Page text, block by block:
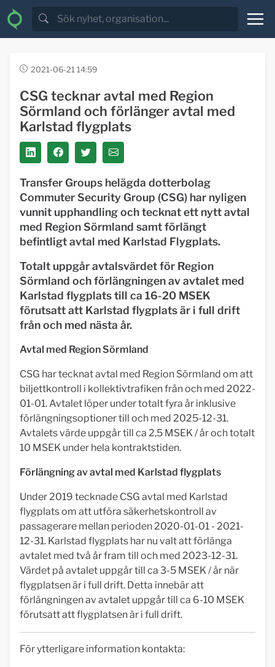
2021-06-21 14:59
CSG tecknar avtal med Region
Sörmland och förlänger avtal med
Karlstad flygplats
Transfer Groups helägda dotterbolag
Commuter Security Group (CSG) har nyligen
vunnit upphandling och tecknat ett nytt avtal
med Region Sörmland samt förlängt
befintligt avtal med Karlstad Flygplats.
Totalt uppgår avtalsvärdet för Region
Sörmland och förlängningen av avtalet med
Karlstad flygplats till ca 16-20 MSEK
förutsatt att Karlstad flygplats är i full drift
från och med nästa år.
Avtal med Region Sörmland
CSG har tecknat avtal med Region Sörmland om att
biljettkontroll i kollektivtrafiken från och med 2022-
01-01. Avtalet löper under totalt fyra år inklusive
förlängningsoptioner till och med 2025-12-31.
Avtalets värde uppgår till ca 2,5 MSEK / år och totalt
10 MSEK under hela kontraktstiden.
Förlängning av avtal med Karlstad flygplats
Under 2019 tecknade CSG avtal med Karlstad
flygplats om att utföra säkerhetskontroll av
passagerare mellan perioden 2020-01-01 - 2021-
12-31. Karlstad flygplats har nu valt att förlänga
avtalet med två år fram till och med 2023-12-31.
Värdet på avtalet uppgår till ca 3-5 MSEK / år när
flygplatsen är i full drift. Detta innebär att
förlängningen av avtalet uppgår till ca 6-10 MSEK
förutsatt att flygplatsen är i full drift.
För ytterligare information kontakta: